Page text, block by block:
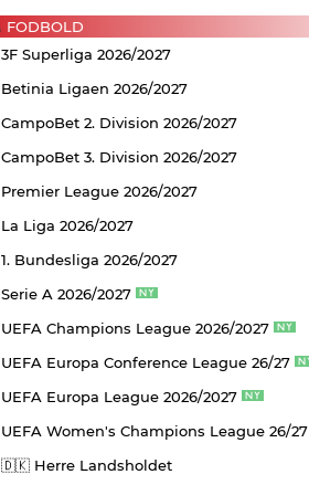
FODBOLD
3F Superliga 2026/2027
Betinia Ligaen 2026/2027
CampoBet 2. Division 2026/2027
CampoBet 3. Division 2026/2027
Premier League 2026/2027
La Liga 2026/2027
1. Bundesliga 2026/2027
Serie A 2026/2027
UEFA Champions League 2026/2027
UEFA Europa Conference League 26/27
UEFA Europa League 2026/2027
UEFA Women's Champions League 26/27
🇩🇰 Herre Landsholdet